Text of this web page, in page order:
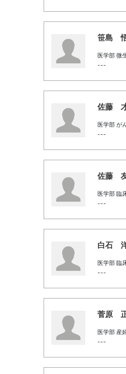
笹島
医学部 微
---
佐藤
医学部 が
---
佐藤
医学部 臨
---
白石
医学部 臨
---
菅原
医学部 産
---